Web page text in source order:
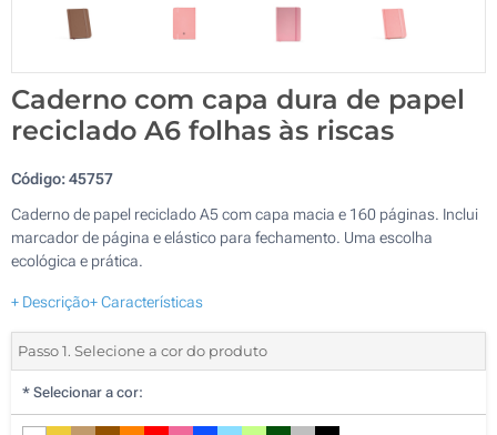
Caderno com capa dura de papel
reciclado A6 folhas às riscas
Código:45757
Caderno de papel reciclado A5 com capa macia e 160 páginas. Inclui
marcador de página e elástico para fechamento. Uma escolha
ecológica e prática.
+ Descrição+ Características
Passo 1. Selecione a cor do produto
* Selecionar a cor: